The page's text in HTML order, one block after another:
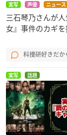
実写 声優 ニュース
三石琴乃さんが
女』事件のカギ
科捜研好きだか
実写 話題